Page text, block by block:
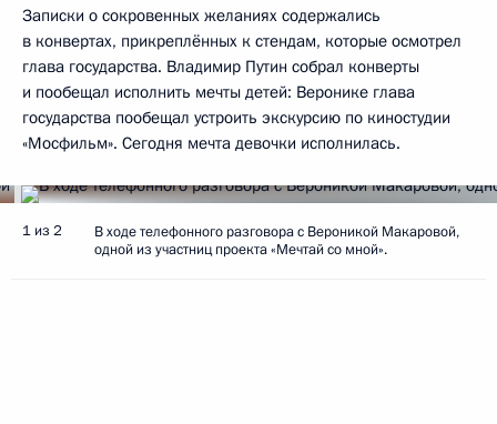
Записки о сокровенных желаниях содержались
в конвертах, прикреплённых к стендам, которые осмотрел
глава государства. Владимир Путин собрал конверты
и пообещал исполнить мечты детей: Веронике глава
государства пообещал устроить экскурсию по киностудии
«Мосфильм». Сегодня мечта девочки исполнилась.
1 из 2
В ходе телефонного разговора с Вероникой Макаровой,
одной из участниц проекта «Мечтай со мной».